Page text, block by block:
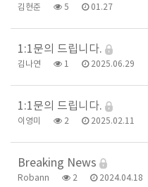
김현준 5 01.27
1:1문의 드립니다.
김나연 1 2025.06.29
1:1문의 드립니다.
이영미 2 2025.02.11
Breaking News
Robann 2 2024.04.18